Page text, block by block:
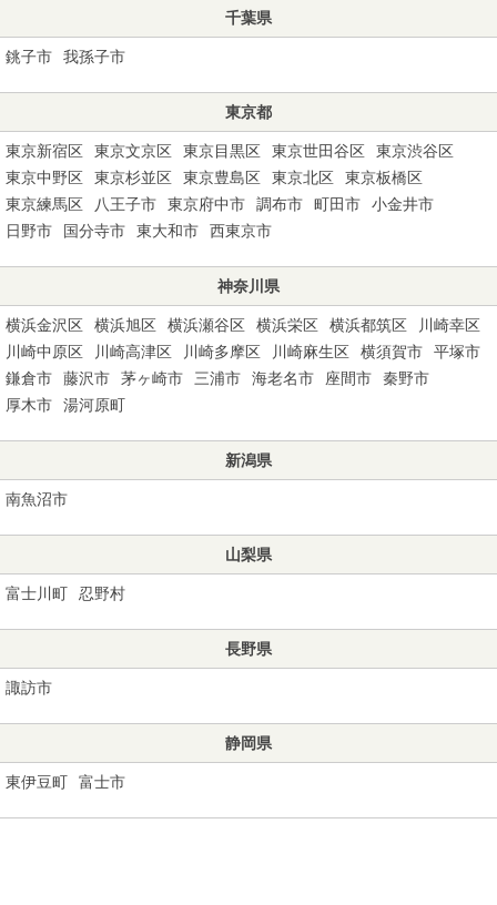
千葉県
銚子市 我孫子市
東京都
東京新宿区 東京文京区 東京目黒区 東京世田谷区
東京渋谷区
東京中野区
東京杉並区 東京豊島区 東京北区
東京板橋区
東京練馬区
八王子市 東京府中市 調布市 町田市
小金井市
日野市
国分寺市 東大和市 西東京市
神奈川県
横浜金沢区 横浜旭区 横浜瀬谷区 横浜栄区 横浜都筑区
川崎幸区
川崎中原区
川崎高津区 川崎多摩区 川崎麻生区 横須賀市
平塚市
鎌倉市
藤沢市 茅ヶ崎市 三浦市 海老名市 座間市
秦野市
厚木市
湯河原町
新潟県
南魚沼市
山梨県
富士川町 忍野村
長野県
諏訪市
静岡県
東伊豆町 富士市